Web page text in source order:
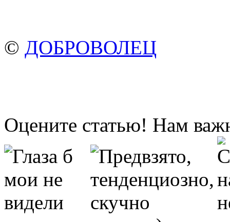
© ДОБРОВОЛЕЦ
Оцените статью! Нам